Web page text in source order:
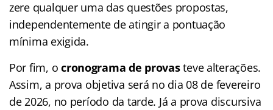
zere qualquer uma das questões propostas,
independentemente de atingir a pontuação
mínima exigida.
Por fim, o cronograma de provasteve alterações.
Assim, a prova objetiva será no dia 08 de fevereiro
de 2026, no período da tarde. Já a prova discursiva